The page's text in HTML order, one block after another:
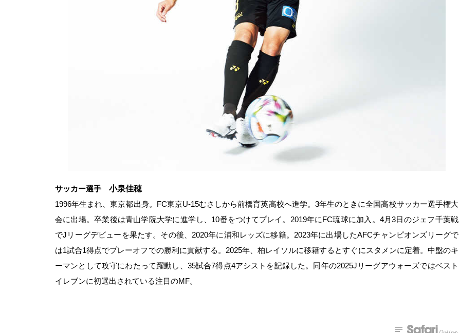
サッカー選手
小泉佳穂
1996年生まれ、東京都出身。FC東京U-15むさしから前橋育英高校へ進学。3年生のときに全国高校サッカー選手権大
会に出場。卒業後は青山学院大学に進学し、10番をつけてプレイ。2019年にFC琉球に加入。4月3日のジェフ千葉戦
でJリーグデビューを果たす。その後、2020年に浦和レッズに移籍。2023年に出場したAFCチャンピオンズリーグで
は1試合1得点でプレーオフでの勝利に貢献する。2025年、柏レイソルに移籍するとすぐにスタメンに定着。中盤のキ
ーマンとして攻守にわたって躍動し、35試合7得点4アシストを記録した。同年の2025Jリーグアウォーズではベスト
イレブンに初選出されている注目のMF。